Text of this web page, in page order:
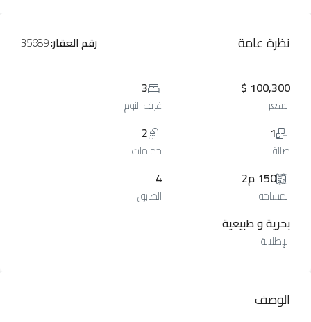
نظرة عامة رقم العقار:
100,300 $
السعر
3
غرف النوم
1
صالة
2
حمامات
150 م2
المساحة
4
الطابق
بحرية و طبيعية
الإطلالة
الوصف